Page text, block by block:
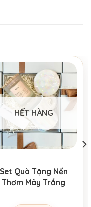
HẾT HÀNG
Set Quà Tặng Nến
Thơm Mây Trắng